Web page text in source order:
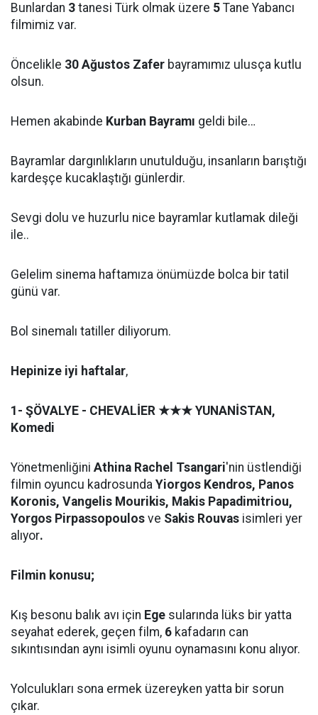
Bunlardan 3 tanesi Türk olmak üzere 5 Tane Yabancı
filmimiz var.
Öncelikle 30 Ağustos Zafer bayramımız ulusça kutlu
olsun.
Hemen akabinde Kurban Bayramı geldi bile…
Bayramlar dargınlıkların unutulduğu, insanların barıştığı
kardeşçe kucaklaştığı günlerdir.
Sevgi dolu ve huzurlu nice bayramlar kutlamak dileği
ile..
Gelelim sinema haftamıza önümüzde bolca bir tatil
günü var.
Bol sinemalı tatiller diliyorum.
Hepinize iyi haftalar,
1- ŞÖVALYE - CHEVALİER ★★★ YUNANİSTAN,
Komedi
Yönetmenliğini Athina Rachel Tsangari'nin üstlendiği
filmin oyuncu kadrosunda Yiorgos Kendros, Panos
Koronis, Vangelis Mourikis, Makis Papadimitriou,
Yorgos Pirpassopoulos ve Sakis Rouvas isimleri yer
alıyor.
Filmin konusu;
Kış besonu balık avı için Ege sularında lüks bir yatta
seyahat ederek, geçen film, 6 kafadarın can
sıkıntısından aynı isimli oyunu oynamasını konu alıyor.
Yolculukları sona ermek üzereyken yatta bir sorun
çıkar.